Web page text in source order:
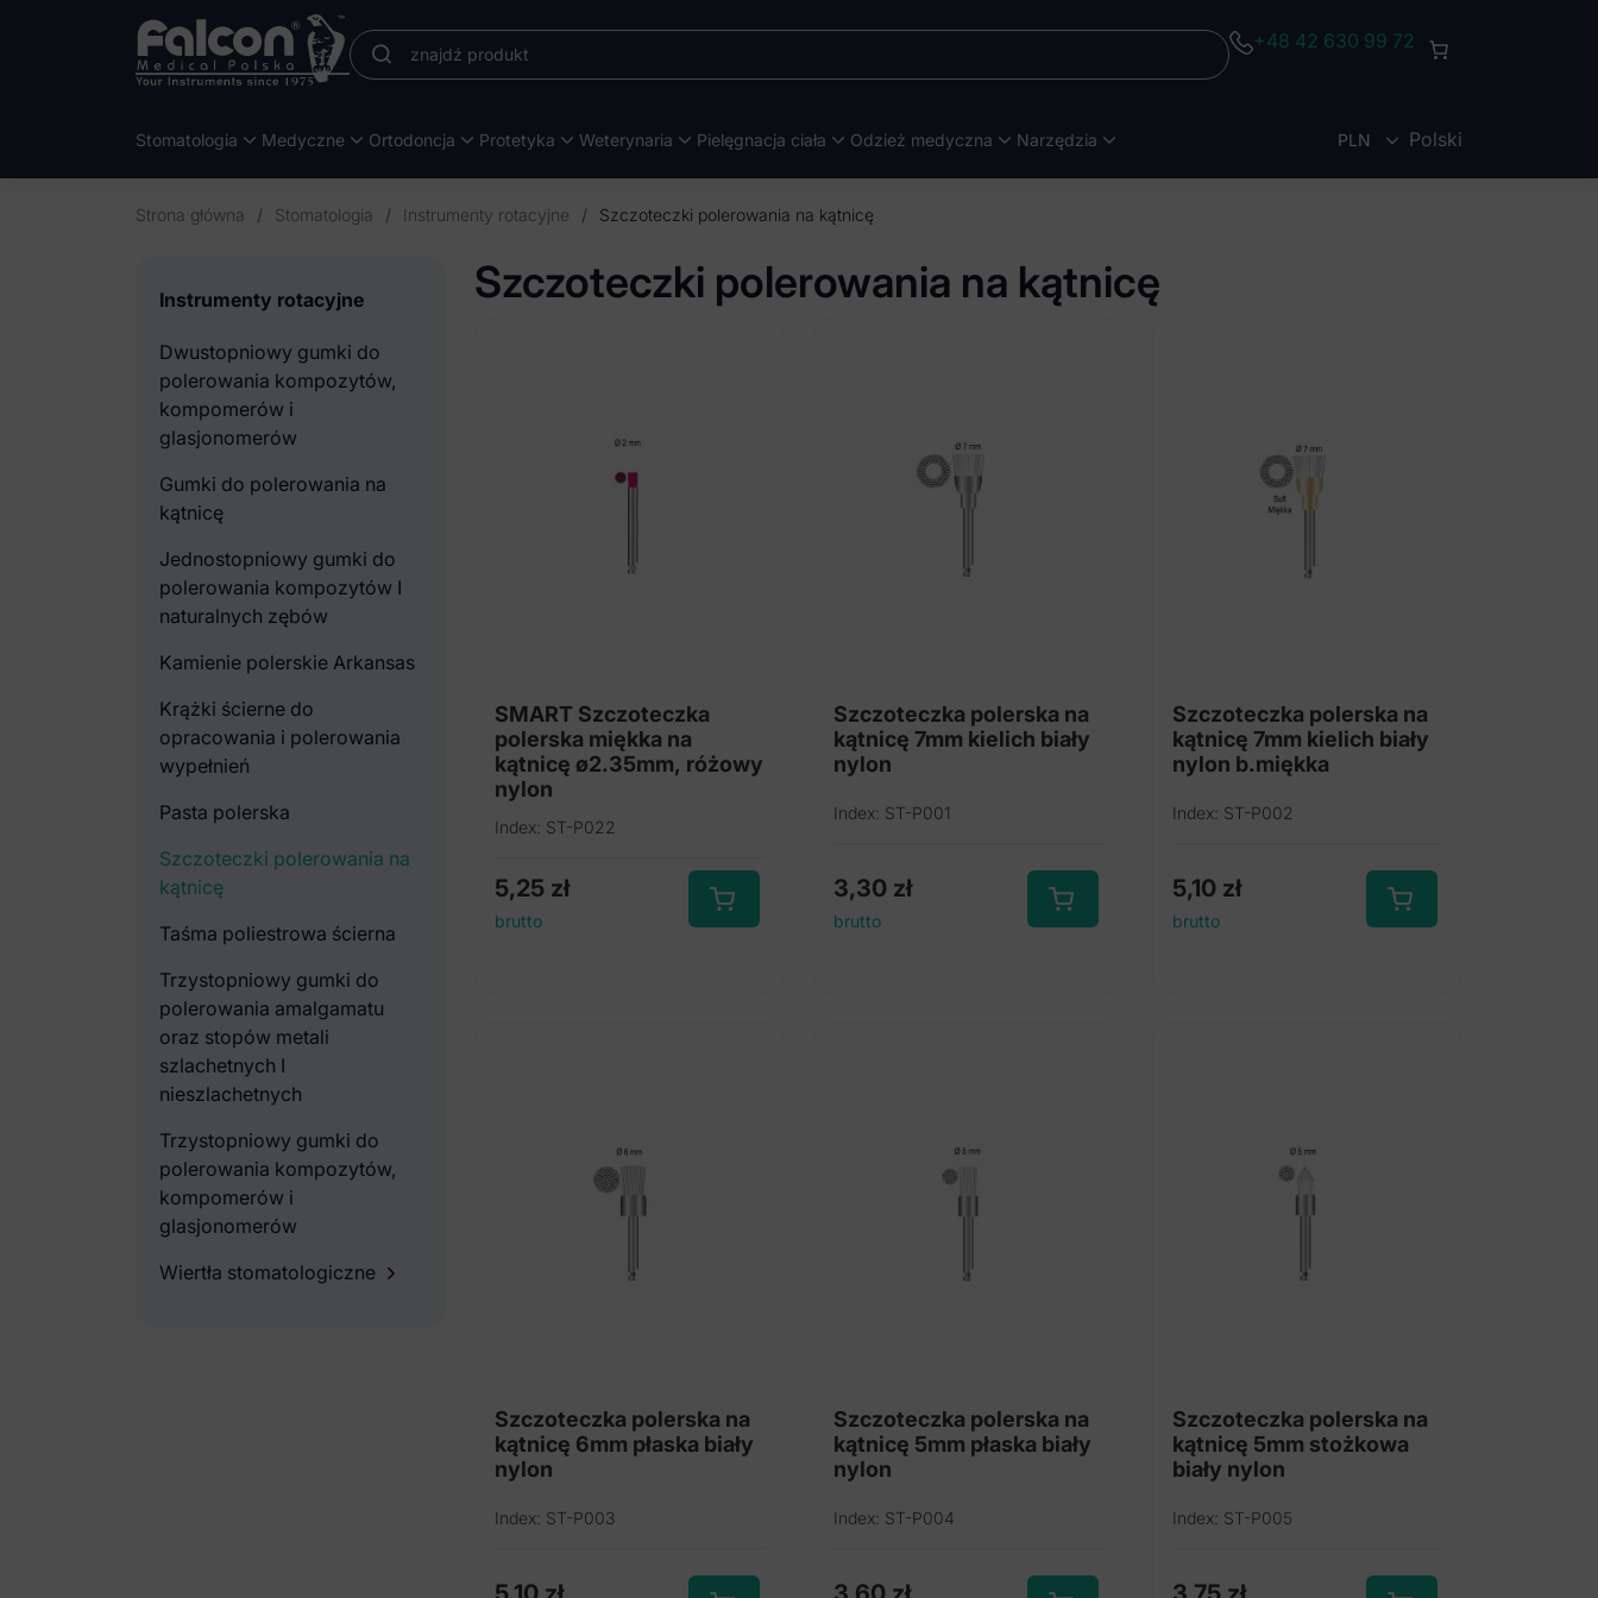
+48 42 630 99 72
Stomatologia Medyczne Ortodoncja Protetyka Weterynaria Pielęgnacja ciała Odzież medyczna Narzędzia PLN Polski
Strona główna / Stomatologia / Instrumenty rotacyjne / Szczoteczki polerowania na kątnicę
Instrumenty rotacyjne
Dwustopniowy gumki do
polerowania kompozytów,
kompomerów i
glasjonomerów
Gumki do polerowania na
kątnicę
Jednostopniowy gumki do
polerowania kompozytów I
naturalnych zębów
Kamienie polerskie Arkansas
Krążki ścierne do
opracowania i polerowania
wypełnień
Pasta polerska
Szczoteczki polerowania na
kątnicę
Taśma poliestrowa ścierna
Trzystopniowy gumki do
polerowania amalgamatu
oraz stopów metali
szlachetnych I
nieszlachetnych
Trzystopniowy gumki do
polerowania kompozytów,
kompomerów i
glasjonomerów
Wiertła stomatologiczne
Szczoteczki polerowania na kątnicę
SMART Szczoteczka
polerska miękka na
kątnicę ø2.35mm, różowy
nylon
Index: ST-P022
5,25 zł
brutto
Szczoteczka polerska na
kątnicę 7mm kielich biały
nylon
Index: ST-P001
3,30 zł
brutto
Szczoteczka polerska na
kątnicę 7mm kielich biały
nylon b.miękka
Index: ST-P002
5,10 zł
brutto
Szczoteczka polerska na
kątnicę 6mm płaska biały
nylon
Index: ST-P003
Szczoteczka polerska na
kątnicę 5mm płaska biały
nylon
Index: ST-P004
Szczoteczka polerska na
kątnicę 5mm stożkowa
biały nylon
Index: ST-P005